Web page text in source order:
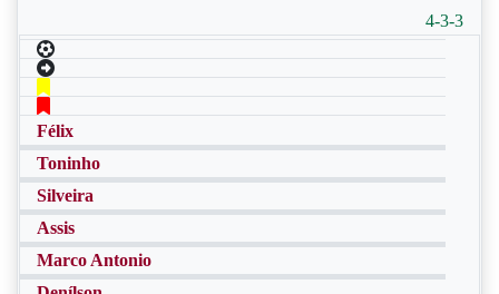
4-3-3
Félix
Toninho
Silveira
Assis
Marco Antonio